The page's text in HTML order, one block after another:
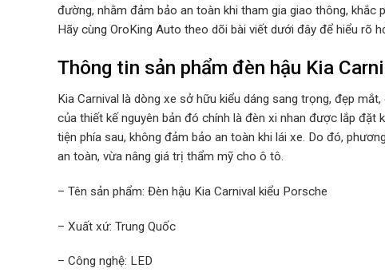
đường, nhằm đảm bảo an toàn khi tham gia giao thông, khắc
Hãy cùng OroKing Auto theo dõi bài viết dưới đây để hiểu rõ
Thông tin sản phẩm đèn hậu Kia
Kia Carnival là dòng xe sở hữu kiểu dáng sang trọng, đẹp
của thiết kế nguyên bản đó chính là đèn xi nhan được lắp
tiện phía sau, không đảm bảo an toàn khi lái xe. Do đó,
an toàn, vừa nâng giá trị thẩm mỹ cho ô tô.
– Tên sản phẩm: Đèn hậu Kia Carnival kiểu Porsche
– Xuất xứ: Trung Quốc
– Công nghệ: LED